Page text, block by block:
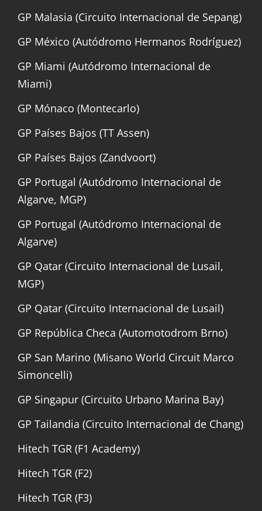
GP Malasia (Circuito Internacional de Sepang)
GP México (Autódromo Hermanos Rodríguez)
GP Miami (Autódromo Internacional de
Miami)
GP Mónaco (Montecarlo)
GP Países Bajos (TT Assen)
GP Países Bajos (Zandvoort)
GP Portugal (Autódromo Internacional de
Algarve, MGP)
GP Portugal (Autódromo Internacional de
Algarve)
GP Qatar (Circuito Internacional de Lusail,
MGP)
GP Qatar (Circuito Internacional de Lusail)
GP República Checa (Automotodrom Brno)
GP San Marino (Misano World Circuit Marco
Simoncelli)
GP Singapur (Circuito Urbano Marina Bay)
GP Tailandia (Circuito Internacional de Chang)
Hitech TGR (F1 Academy)
Hitech TGR (F2)
Hitech TGR (F3)